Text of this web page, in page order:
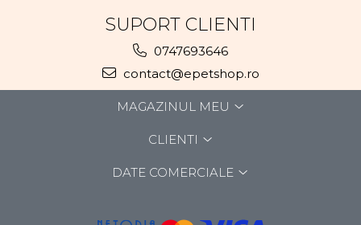
SUPORT CLIENTI
0747693646
contact@epetshop.ro
MAGAZINUL MEU
CLIENTI
DATE COMERCIALE